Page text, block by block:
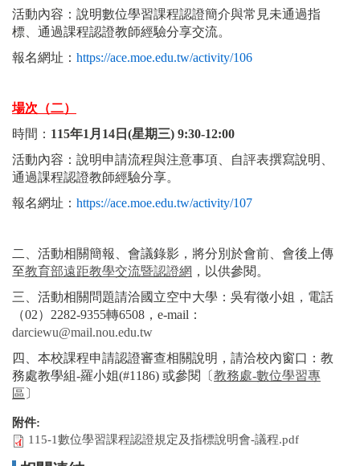
活動內容：說明數位學習課程認證簡介與常見未通過指
標、通過課程認證教師經驗分享交流。
報名網址： https://ace.moe.edu.tw/activity/106
場次（二）
時間： 115年1月14日(星期三) 9:30-12:00
活動內容：說明申請流程與注意事項、自評表撰寫說明、
通過課程認證教師經驗分享。
報名網址： https://ace.moe.edu.tw/activity/107
二、活動相關簡報、會議錄影，將分別於會前、會後上傳
至教育部遠距教學交流暨認證網 ，以供參閱。
三、活動相關問題請洽國立空中大學：吳宥徵小姐，電話
（02）2282-9355轉6508，e-mail：
darciewu@mail.nou.edu.tw
四、本校課程申請認證審查相關說明，請洽校內窗口：教
務處教學組-羅小姐(#1186) 或參閱〔教務處-數位學習專
區 〕
附件:
115-1數位學習課程認證規定及指標說明會-議程.pdf